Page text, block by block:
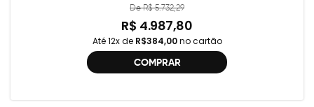
One , 2ª geração
De R$ 5.732,29
R$ 4.987,80
Até 12x de R$384,00no cartão
COMPRAR